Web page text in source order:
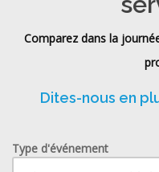
Comparez dans la
Dites-nous en
Type d'événement